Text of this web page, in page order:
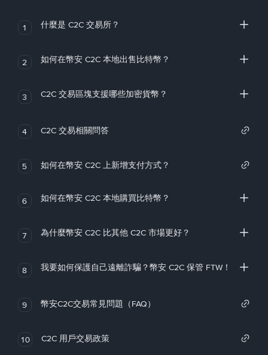
1 什麼是 C2C 交易所？
2 如何在幣安 C2C 本地出售比特幣？
3 C2C 交易區塊支援哪些加密貨幣？
4 C2C 交易相關問答
5 如何在幣安 C2C 上新增支付方式？
6 如何在幣安 C2C 本地購買比特幣？
7 為什麼幣安 C2C 比其他 C2C 市場更好？
8 我要如何保護自己遠離詐騙？幣安 C2C 保管 FTW！
9 幣安C2C交易常見問題（FAQ）
10 C2C 用戶交易政策